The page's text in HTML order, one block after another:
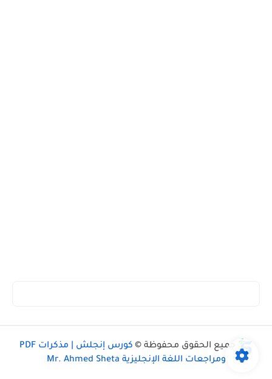
جميع الحقوق محفوظة ©
كورس إنجلش | مذكرات PDF
ومراجعات اللغة الإنجليزية Mr. Ahmed Sheta